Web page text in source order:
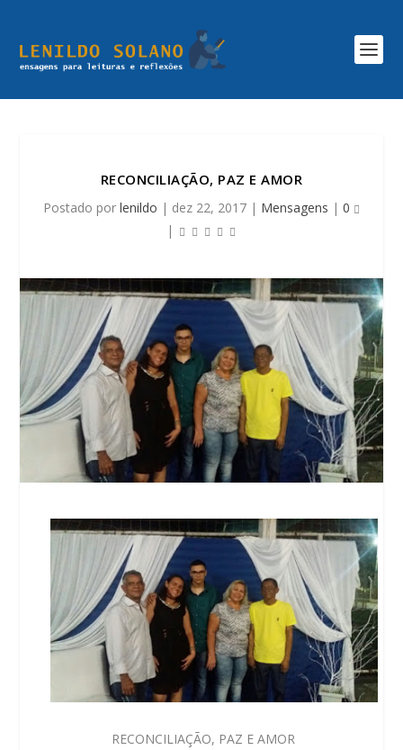
RECONCILIAÇÃO, PAZ E AMOR
Postado por lenildo | dez 22, 2017 | Mensagens | 0
|
RECONCILIAÇÃO, PAZ E AMOR